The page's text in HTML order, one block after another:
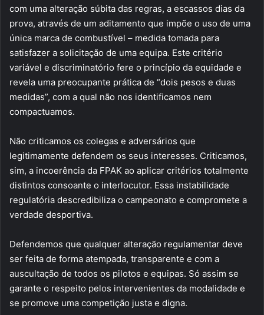
com uma alteração súbita das regras, a escassos dias da
prova, através de um aditamento que impõe o uso de uma
única marca de combustível – medida tomada para
satisfazer a solicitação de uma equipa. Este critério
variável e discriminatório fere o princípio da equidade e
revela uma preocupante prática de “dois pesos e duas
medidas”, com a qual não nos identificamos nem
compactuamos.
Não criticamos os colegas e adversários que
legitimamente defendem os seus interesses. Criticamos,
sim, a incoerência da FPAK ao aplicar critérios totalmente
distintos consoante o interlocutor. Essa instabilidade
regulatória descredibiliza o campeonato e compromete a
verdade desportiva.
Defendemos que qualquer alteração regulamentar deve
ser feita de forma atempada, transparente e com a
auscultação de todos os pilotos e equipas. Só assim se
garante o respeito pelos intervenientes da modalidade e
se promove uma competição justa e digna.